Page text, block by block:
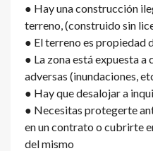
● Hay una construcción
terreno, (construido sin
● El terreno es propiedad
● La zona está expuesta
adversas (inundaciones,
● Hay que desalojar a
● Necesitas protegerte
en un contrato o cubrirte
del mismo